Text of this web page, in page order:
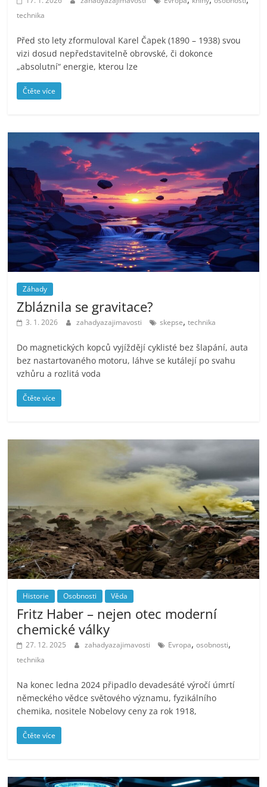
technika
Před sto lety zformuloval Karel Čapek (1890 – 1938) svou
vizi dosud nepředstavitelně obrovské, či dokonce
„absolutní“ energie, kterou lze
Čtěte více
Záhady
Zbláznila se gravitace?
3. 1. 2026 zahadyazajimavosti skepse,technika
Do magnetických kopců vyjíždějí cyklisté bez šlapání, auta
bez nastartovaného motoru, láhve se kutálejí po svahu
vzhůru a rozlitá voda
Čtěte více
Historie Osobnosti Věda
Fritz Haber – nejen otec moderní
chemické války
27. 12. 2025 zahadyazajimavosti Evropa,osobnosti,
technika
Na konec ledna 2024 připadlo devadesáté výročí úmrtí
německého vědce světového významu, fyzikálního
chemika, nositele Nobelovy ceny za rok 1918,
Čtěte více